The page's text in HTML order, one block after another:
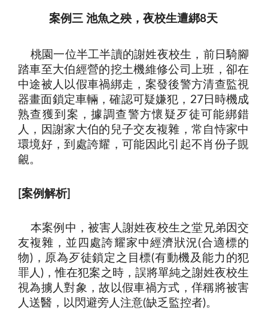
案例三 池魚之殃，夜校生遭綁8天
桃園一位半工半讀的謝姓夜校生，前日騎腳
踏車至大伯經營的挖土機維修公司上班，卻在
中途被人以假車禍綁走，案發後警方清查監視
器畫面鎖定車輛，確認可疑嫌犯， 27日時機成
熟查獲到案，據調查警方懷疑歹徒可能綁錯
人，因謝家大伯的兒子交友複雜，常自恃家中
環境好，到處誇耀，可能因此引起不肖份子覬
覦。
案例解析]
本案例中，被害人謝姓夜校生之堂兄弟因交
友複雜，並四處誇耀家中經濟狀況(合適標的
物)，原為歹徒鎖定之目標(有動機及能力的犯
罪人) ，惟在犯案之時，誤將單純之謝姓夜校生
視為擄人對象，故以假車禍方式，佯稱將被害
人送醫，以閃避旁人注意(缺乏監控者)。